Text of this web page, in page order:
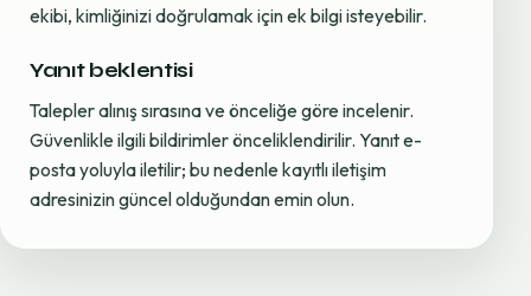
ekibi, kimliğinizi doğrulamak için ek bilgi isteyebilir.
Yanıt beklentisi
Talepler alınış sırasına ve önceliğe göre incelenir.
Güvenlikle ilgili bildirimler önceliklendirilir. Yanıt e-
posta yoluyla iletilir; bu nedenle kayıtlı iletişim
adresinizin güncel olduğundan emin olun.